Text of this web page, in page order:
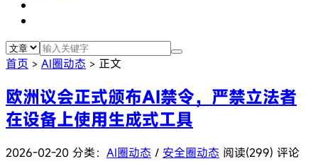
首页 > AI圈动态 > 正文
欧洲议会正式颁布AI禁令，严禁立法者
在设备上使用生成式工具
2026-02-20 分类： AI圈动态 / 安全圈动态 阅读(299) 评论